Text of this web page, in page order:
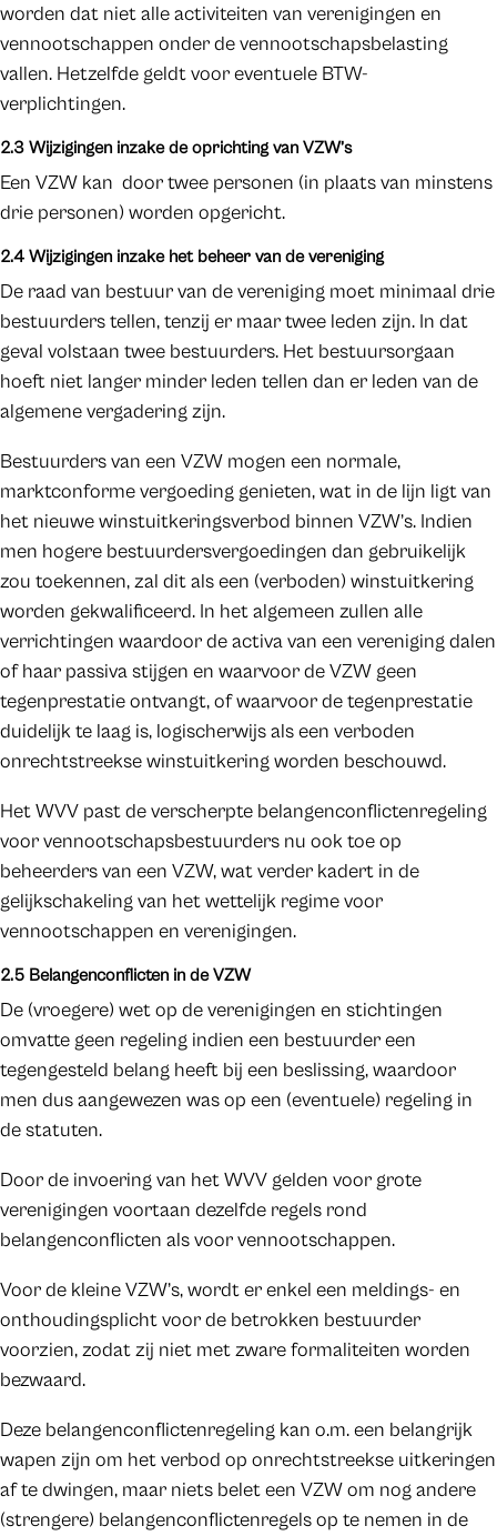
worden dat niet alle activiteiten van verenigingen en
vennootschappen onder de vennootschapsbelasting
vallen. Hetzelfde geldt voor eventuele BTW-
verplichtingen.
2.3 Wijzigingen inzake de oprichting van VZW’s
Een VZW kan door twee personen (in plaats van minstens
drie personen) worden opgericht.
2.4 Wijzigingen inzake het beheer van de vereniging
De raad van bestuur van de vereniging moet minimaal drie
bestuurders tellen, tenzij er maar twee leden zijn. In dat
geval volstaan twee bestuurders. Het bestuursorgaan
hoeft niet langer minder leden tellen dan er leden van de
algemene vergadering zijn.
Bestuurders van een VZW mogen een normale,
marktconforme vergoeding genieten, wat in de lijn ligt van
het nieuwe winstuitkeringsverbod binnen VZW’s. Indien
men hogere bestuurdersvergoedingen dan gebruikelijk
zou toekennen, zal dit als een (verboden) winstuitkering
worden gekwalificeerd. In het algemeen zullen alle
verrichtingen waardoor de activa van een vereniging dalen
of haar passiva stijgen en waarvoor de VZW geen
tegenprestatie ontvangt, of waarvoor de tegenprestatie
duidelijk te laag is, logischerwijs als een verboden
onrechtstreekse winstuitkering worden beschouwd.
Het WVV past de verscherpte belangenconflictenregeling
voor vennootschapsbestuurders nu ook toe op
beheerders van een VZW, wat verder kadert in de
gelijkschakeling van het wettelijk regime voor
vennootschappen en verenigingen.
2.5 Belangenconflicten in de VZW
De (vroegere) wet op de verenigingen en stichtingen
omvatte geen regeling indien een bestuurder een
tegengesteld belang heeft bij een beslissing, waardoor
men dus aangewezen was op een (eventuele) regeling in
de statuten.
Door de invoering van het WVV gelden voor grote
verenigingen voortaan dezelfde regels rond
belangenconflicten als voor vennootschappen.
Voor de kleine VZW’s, wordt er enkel een meldings- en
onthoudingsplicht voor de betrokken bestuurder
voorzien, zodat zij niet met zware formaliteiten worden
bezwaard.
Deze belangenconflictenregeling kan o.m. een belangrijk
wapen zijn om het verbod op onrechtstreekse uitkeringen
af te dwingen, maar niets belet een VZW om nog andere
(strengere) belangenconflictenregels op te nemen in de